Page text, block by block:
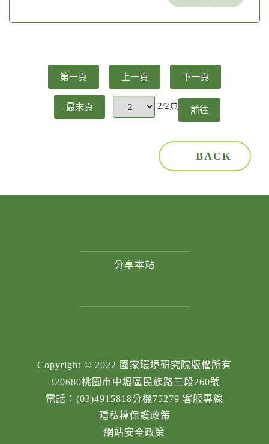
第一頁 上一頁 下一頁
最末頁 2/2頁 前往
BACK
分享本站
Copyright © 2022 國家環境研究院版權所有
320680桃園市中壢區民族路三段260號
電話：(03)4915818分機75279 客服專線
隱私權保護政策
網站安全政策